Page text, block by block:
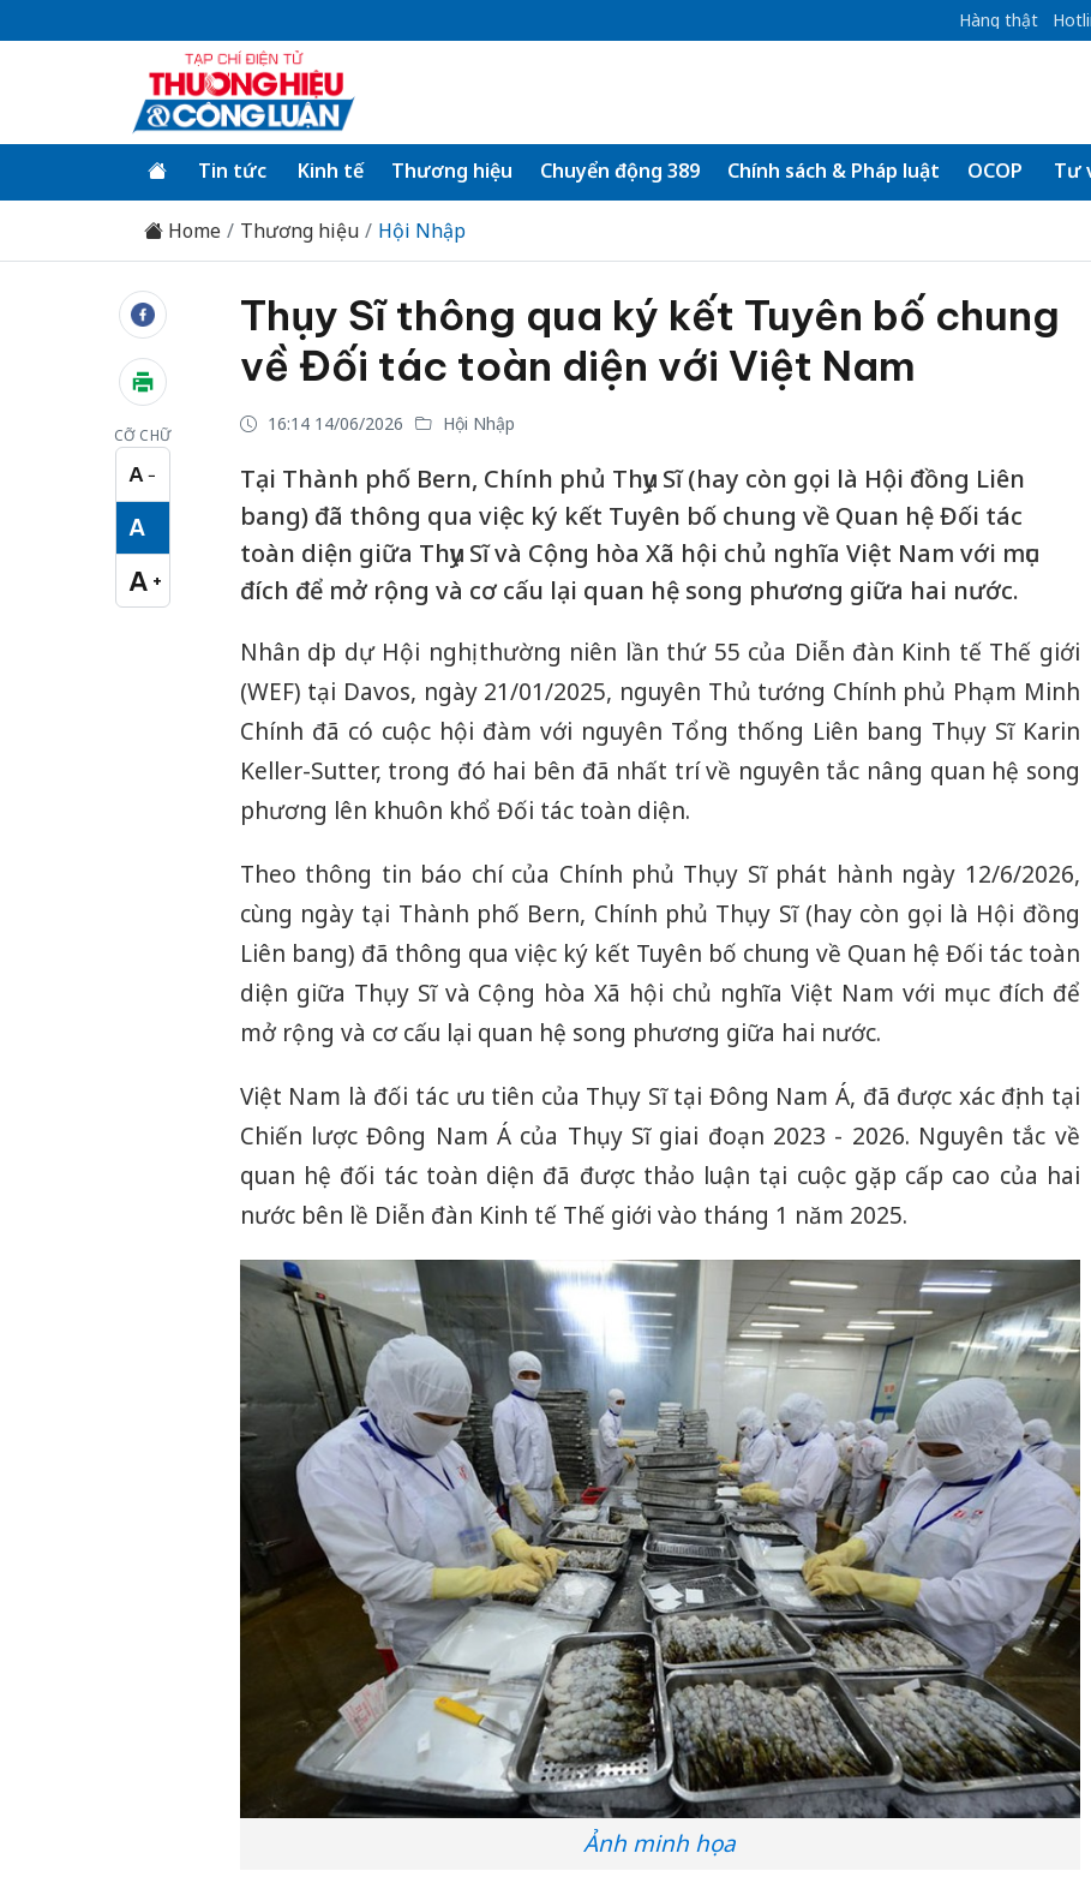
Hàng thật
Tin tức Kinh tế Thương hiệu Chuyển động 389 Chính sách & Pháp luật OCOP Tư
Home Thương hiệu Hội Nhập
CỠ CHỮ
A −
Cỡ chữ nhỏ
A
Cỡ chữ vừa
A +
Cỡ chữ lớn
Thụy Sĩ thông qua ký kết Tuyên bố chung
về Đối tác toàn diện với Việt Nam
16:14 14/06/2026 Hội Nhập
Tại Thành phố Bern, Chính phủ Thụy Sĩ (hay còn gọi là Hội đồng Liên
bang) đã thông qua việc ký kết Tuyên bố chung về Quan hệ Đối tác
toàn diện giữa Thụy Sĩ và Cộng hòa Xã hội chủ nghĩa Việt Nam với mục
đích để mở rộng và cơ cấu lại quan hệ song phương giữa hai nước.
Nhân dịp dự Hội nghị thường niên lần thứ 55 của Diễn đàn Kinh tế Thế giới
(WEF) tại Davos, ngày 21/01/2025, nguyên Thủ tướng Chính phủ Phạm Minh
Chính đã có cuộc hội đàm với nguyên Tổng thống Liên bang Thụy Sĩ Karin
Keller-Sutter, trong đó hai bên đã nhất trí về nguyên tắc nâng quan hệ song
phương lên khuôn khổ Đối tác toàn diện.
Theo thông tin báo chí của Chính phủ Thụy Sĩ phát hành ngày 12/6/2026,
cùng ngày tại Thành phố Bern, Chính phủ Thụy Sĩ (hay còn gọi là Hội đồng
Liên bang) đã thông qua việc ký kết Tuyên bố chung về Quan hệ Đối tác toàn
diện giữa Thụy Sĩ và Cộng hòa Xã hội chủ nghĩa Việt Nam với mục đích để
mở rộng và cơ cấu lại quan hệ song phương giữa hai nước.
Việt Nam là đối tác ưu tiên của Thụy Sĩ tại Đông Nam Á, đã được xác định tại
Chiến lược Đông Nam Á của Thụy Sĩ giai đoạn 2023 - 2026. Nguyên tắc về
quan hệ đối tác toàn diện đã được thảo luận tại cuộc gặp cấp cao của hai
nước bên lề Diễn đàn Kinh tế Thế giới vào tháng 1 năm 2025.
Ảnh minh họa